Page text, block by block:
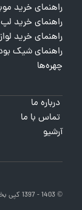
راهنمای خرید
راهنمای خرید
راهنمای خرید
راهنمای شیک
چهره‌ها
درباره ما
تماس با ما
آرشیو
© 1403 - 1397 کپی بخش یا کل هر کدام از مطالب